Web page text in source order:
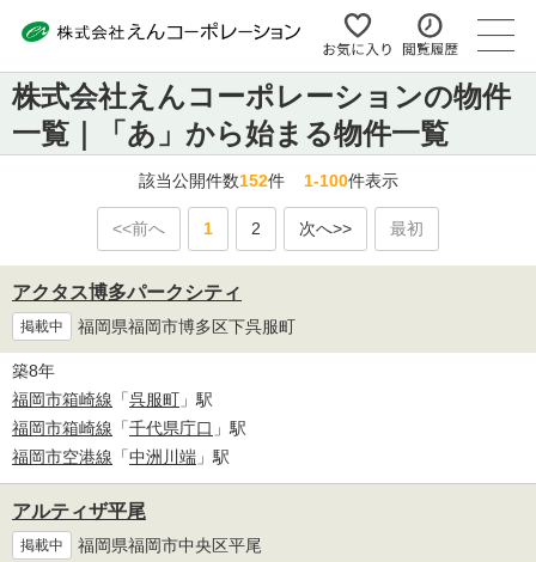
株式会社えんコーポレーションの物件
一覧｜「あ」から始まる物件一覧
該当公開件数152件1-100件表示
<<前へ 1 2 次へ>> 最初
アクタス博多パークシティ
掲載中 福岡県福岡市博多区下呉服町
築8年
福岡市箱崎線 「呉服町 」駅
福岡市箱崎線 「千代県庁口 」駅
福岡市空港線 「中洲川端 」駅
アルティザ平尾
掲載中 福岡県福岡市中央区平尾